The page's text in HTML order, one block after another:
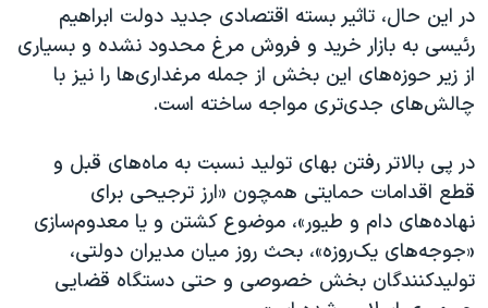
در این حال، تاثیر بسته اقتصادی جدید دولت ابراهیم
رئیسی به بازار خرید و فروش مرغ محدود نشده و بسیاری
از زیر حوزه‌های این بخش از جمله مرغداری‌ها را نیز با
چالش‌های جدی‌تری مواجه ساخته است.
در پی بالاتر رفتن بهای تولید نسبت به ماه‌های قبل و
قطع اقدامات حمایتی همچون «ارز ترجیحی برای
نهاده‌های دام و طیور»، موضوع کشتن و یا معدوم‌سازی
«جوجه‌های یک‌روزه»، بحث روز میان مدیران دولتی،
تولیدکنندگان بخش خصوصی و حتی دستگاه قضایی